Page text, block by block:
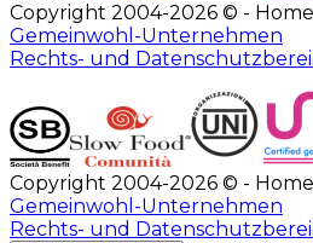
Copyright 2004-2026 © - Home
Gemeinwohl-Unternehmen
Rechts- und
Copyright 2004-2026 © - Home
Gemeinwohl-Unternehmen
Rechts- und